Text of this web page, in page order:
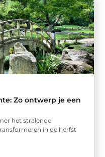
Zo ontwerp je een
het stralende
in de herfst